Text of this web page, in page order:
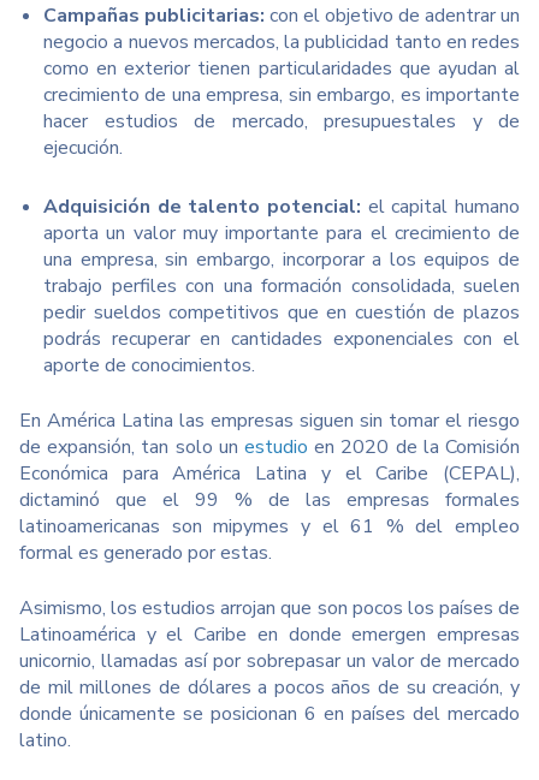
Campañas publicitarias: con el objetivo de adentrar un
negocio a nuevos mercados, la publicidad tanto en redes
como en exterior tienen particularidades que ayudan al
crecimiento de una empresa, sin embargo, es importante
hacer estudios de mercado, presupuestales y de
ejecución.
Adquisición de talento potencial: el capital humano
aporta un valor muy importante para el crecimiento de
una empresa, sin embargo, incorporar a los equipos de
trabajo perfiles con una formación consolidada, suelen
pedir sueldos competitivos que en cuestión de plazos
podrás recuperar en cantidades exponenciales con el
aporte de conocimientos.
En América Latina las empresas siguen sin tomar el riesgo
de expansión, tan solo un estudio en 2020 de la Comisión
Económica para América Latina y el Caribe (CEPAL),
dictaminó que el 99 % de las empresas formales
latinoamericanas son mipymes y el 61 % del empleo
formal es generado por estas.
Asimismo, los estudios arrojan que son pocos los países de
Latinoamérica y el Caribe en donde emergen empresas
unicornio, llamadas así por sobrepasar un valor de mercado
de mil millones de dólares a pocos años de su creación, y
donde únicamente se posicionan 6 en países del mercado
latino.